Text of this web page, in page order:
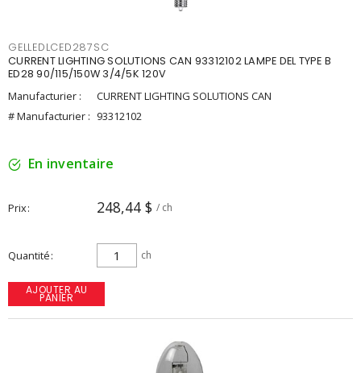
GELLEDLCED287SC
CURRENT LIGHTING SOLUTIONS CAN 93312102 LAMPE DEL TYPE B
ED28 90/115/150W 3/4/5K 120V
Manufacturier :
CURRENT LIGHTING SOLUTIONS CAN
# Manufacturier : 93312102
En inventaire
Prix 248,44 $ / ch
Quantité ch
AJOUTER AU
PANIER